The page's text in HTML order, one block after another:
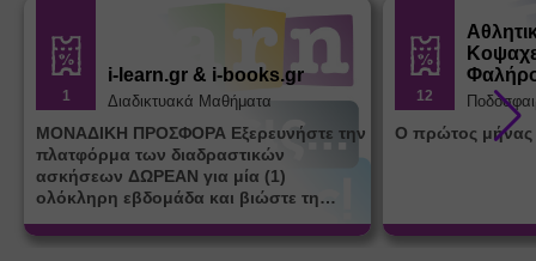
1
i-learn.gr & i-books.gr
Διαδικτυακά Μαθήματα
ΜΟΝΑΔΙΚΗ ΠΡΟΣΦΟΡΑ Εξερευνήστε την
πλατφόρμα των διαδραστικών
ασκήσεων ΔΩΡΕΑΝ για μία (1)
ολόκληρη εβδομάδα και βιώστε τη
μοναδική εμπειρία εκμάθησης του i-
learn.gr* * Αφορά νέες εγγραφές
12
Ο πρώτος